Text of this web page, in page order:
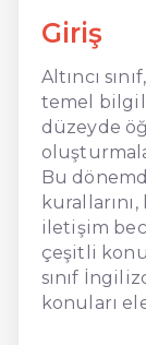
Giriş
Altıncı
temel
düzeyde
Bu
iletişim
çeşitli
sınıf
konuları